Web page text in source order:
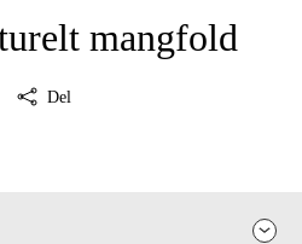
mangfold
Del